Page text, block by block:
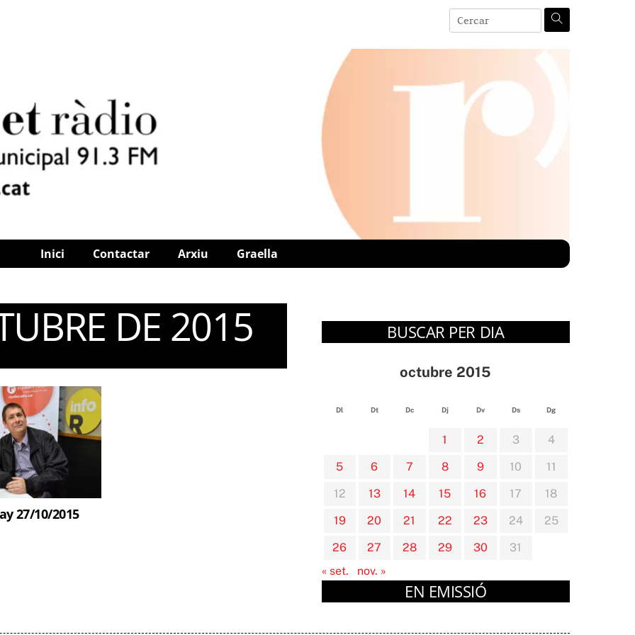
Inici Contactar Arxiu Graella
DE 2015
27/10/2015
BUSCAR PER DIA
octubre 2015
Dl Dt Dc Dj Dv Ds Dg
1 2 3
4
5
6 7 8 9 10
11
12
13 14 15 16 17
18
19
20 21 22 23 24
25
26
27 28 29 30
31
« set.
nov. »
EN EMISSIÓ